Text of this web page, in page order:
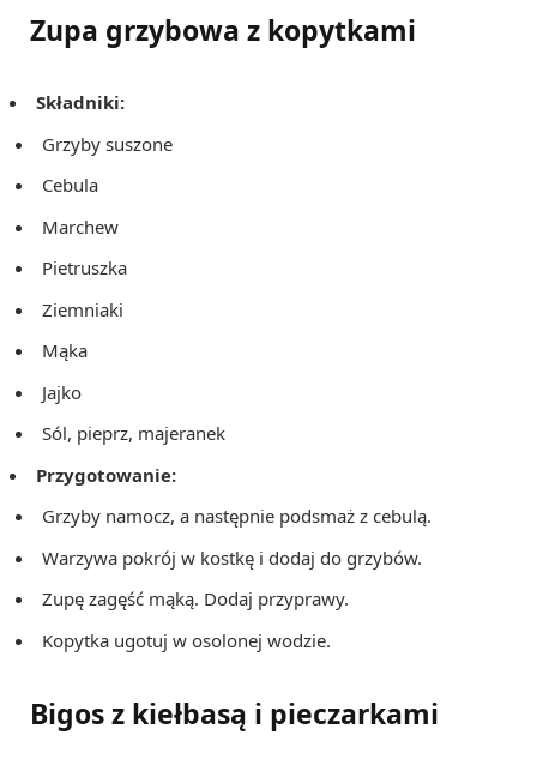
Zupa grzybowa z kopytkami
Składniki:
Grzyby suszone
Cebula
Marchew
Pietruszka
Ziemniaki
Mąka
Jajko
Sól, pieprz, majeranek
Przygotowanie:
Grzyby namocz, a następnie podsmaż z cebulą.
Warzywa pokrój w kostkę i dodaj do grzybów.
Zupę zagęść mąką. Dodaj przyprawy.
Kopytka ugotuj w osolonej wodzie.
Bigos z kiełbasą i pieczarkami